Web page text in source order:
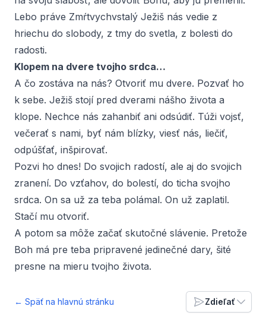
Lebo práve Zmŕtvychvstalý Ježiš nás vedie z
hriechu do slobody, z tmy do svetla, z bolesti do
radosti.
Klopem na dvere tvojho srdca…
A čo zostáva na nás? Otvoriť mu dvere. Pozvať ho
k sebe. Ježiš stojí pred dverami nášho života a
klope. Nechce nás zahanbiť ani odsúdiť. Túži vojsť,
večerať s nami, byť nám blízky, viesť nás, liečiť,
odpúšťať, inšpirovať.
Pozvi ho dnes! Do svojich radostí, ale aj do svojich
zranení. Do vzťahov, do bolestí, do ticha svojho
srdca. On sa už za teba polámal. On už zaplatil.
Stačí mu otvoriť.
A potom sa môže začať skutočné slávenie. Pretože
Boh má pre teba pripravené jedinečné dary, šité
presne na mieru tvojho života.
← Späť na hlavnú stránku Zdieľať